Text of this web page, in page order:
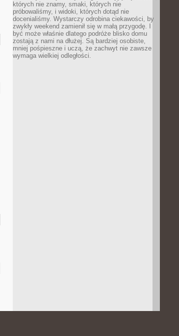
których nie znamy, smaki, których nie
próbowaliśmy, i widoki, których dotąd nie
docenialiśmy. Wystarczy odrobina ciekawości, by
zwykły weekend zamienił się w małą przygodę. I
być może właśnie dlatego podróże blisko domu
zostają z nami na dłużej. Są bardziej osobiste,
mniej pośpieszne i uczą, że zachwyt nie zawsze
wymaga wielkiej odległości.